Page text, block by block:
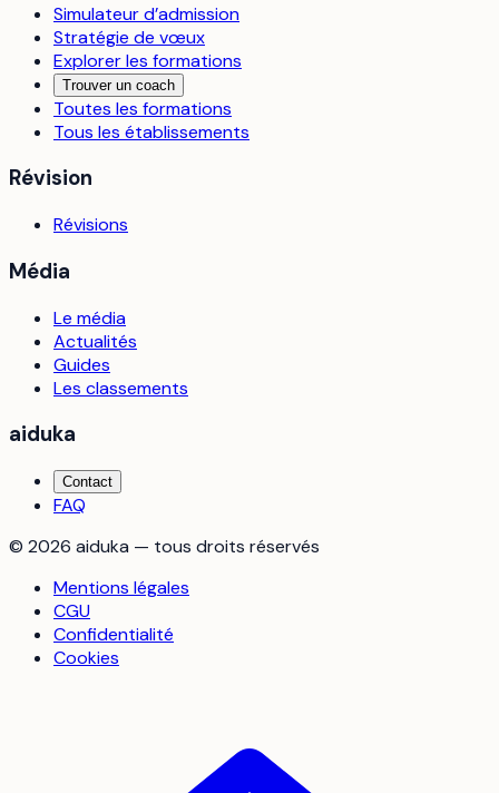
Simulateur d’admission
Stratégie de vœux
Explorer les formations
Trouver un coach
Toutes les formations
Tous les établissements
Révision
Révisions
Média
Le média
Actualités
Guides
Les classements
aiduka
Contact
FAQ
© 2026 aiduka — tous droits réservés
Mentions légales
CGU
Confidentialité
Cookies